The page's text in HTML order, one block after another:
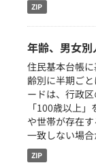
ZIP
年齢、男女
住民基本台帳
齢別に半期ご
ードは、行政
「100歳以上
や世帯が存在
一致しない場合
ZIP